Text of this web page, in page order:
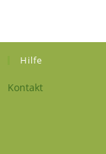
Hilfe
Kontakt